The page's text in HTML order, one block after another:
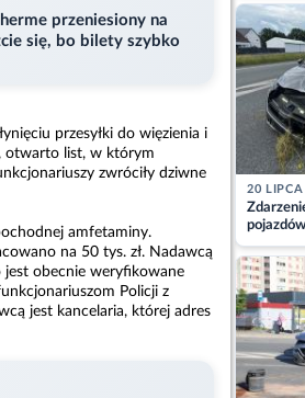
przeniesiony na
się, bo bilety szybko
przesyłki do więzienia i
otwarto list, w którym
zwróciły dziwne
amfetaminy.
na 50 tys. zł. Nadawcą
jest obecnie weryfikowane
Policji z
jest kancelaria, której adres
20 LIPCA
z